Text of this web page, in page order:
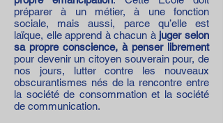
préparer à un métier, à une fonction
sociale, mais aussi, parce qu’elle est
laïque, elle apprend à chacun à juger selon
sa propre conscience, à penser librement
pour devenir un citoyen souverain pour, de
nos jours, lutter contre les nouveaux
obscurantismes nés de la rencontre entre
la société de consommation et la société
de communication.